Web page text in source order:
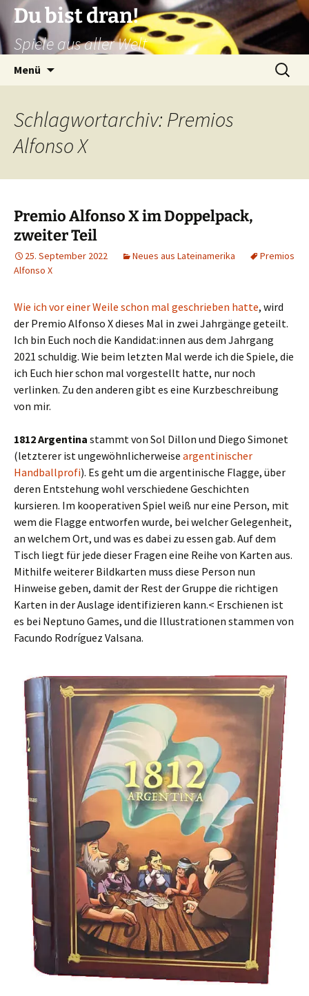
Zum
Inhalt
springen
Du bist dran!
Spiele aus aller Welt
Menü
Suchen
nach:
Schlagwortarchiv: Premios
Alfonso X
Premio Alfonso X im Doppelpack,
zweiter Teil
25. September 2022 Neues aus Lateinamerika
Premios
Alfonso X
Wie ich vor einer Weile schon mal geschrieben hatte, wird
der Premio Alfonso X dieses Mal in zwei Jahrgänge geteilt.
Ich bin Euch noch die Kandidat:innen aus dem Jahrgang
2021 schuldig. Wie beim letzten Mal werde ich die Spiele, die
ich Euch hier schon mal vorgestellt hatte, nur noch
verlinken. Zu den anderen gibt es eine Kurzbeschreibung
von mir.
1812 Argentina stammt von Sol Dillon und Diego Simonet
(letzterer ist ungewöhnlicherweise argentinischer
Handballprofi). Es geht um die argentinische Flagge, über
deren Entstehung wohl verschiedene Geschichten
kursieren. Im kooperativen Spiel weiß nur eine Person, mit
wem die Flagge entworfen wurde, bei welcher Gelegenheit,
an welchem Ort, und was es dabei zu essen gab. Auf dem
Tisch liegt für jede dieser Fragen eine Reihe von Karten aus.
Mithilfe weiterer Bildkarten muss diese Person nun
Hinweise geben, damit der Rest der Gruppe die richtigen
Karten in der Auslage identifizieren kann.< Erschienen ist
es bei Neptuno Games, und die Illustrationen stammen von
Facundo Rodríguez Valsana.